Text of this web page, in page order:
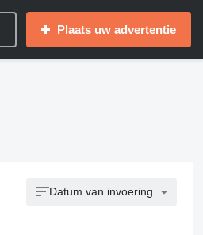
Plaats uw advertentie
Datum van invoering